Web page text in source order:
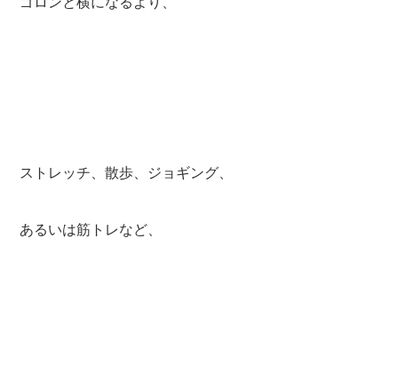
ストレッチ、散歩、ジョギング、
あるいは筋トレなど、